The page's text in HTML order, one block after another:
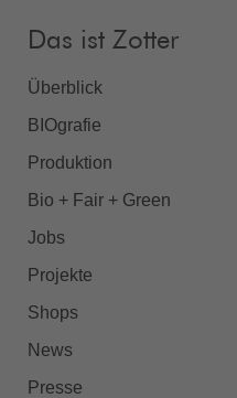
Das ist Zotter
Überblick
BIOgrafie
Produktion
Bio + Fair + Green
Jobs
Projekte
Shops
News
Presse